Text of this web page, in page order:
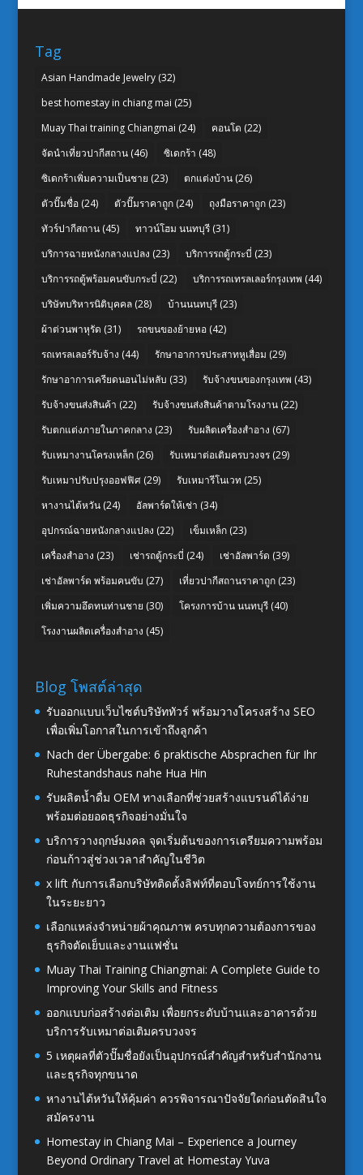
Tag
Asian Handmade Jewelry(32)
best homestay in chiang mai (25)
Muay Thai training Chiangmai (24) คอนโด (22)
จัดนำเที่ยวปากีสถาน(46) ซิเดกร้า (48)
ซิเดกร้าเพิ่มความเป็นชาย (23) ตกแต่งบ้าน(26)
ตัวปั๊มชื่อ(24) ตัวปั๊มราคาถูก(24) ถุงมือราคาถูก(23)
ทัวร์ปากีสถาน(45) ทาวน์โฮม นนทบุรี(31)
บริการฉายหนังกลางแปลง (23) บริการรถตู้กระบี่ (23)
บริการรถตู้พร้อมคนขับกระบี่ (22) บริการรถเทรลเลอร์กรุงเทพ (44)
บริษัทบริหารนิติบุคคล(28) บ้านนนทบุรี(23)
ผ้าต่วนพาหุรัด (31) รถขนของย้ายหอ(42)
รถเทรลเลอร์รับจ้าง (44) รักษาอาการประสาทหูเสื่อม (29)
รักษาอาการเครียดนอนไม่หลับ (33) รับจ้างขนของกรุงเทพ (43)
รับจ้างขนส่งสินค้า (22) รับจ้างขนส่งสินค้าตามโรงงาน(22)
รับตกแต่งภายในภาคกลาง (23) รับผลิตเครื่องสำอาง (67)
รับเหมางานโครงเหล็ก(26) รับเหมาต่อเติมครบวงจร(29)
รับเหมาปรับปรุงออฟฟิศ(29) รับเหมารีโนเวท (25)
หางานไต้หวัน(24) อัลพาร์ดให้เช่า (34)
อุปกรณ์ฉายหนังกลางแปลง (22) เข็มเหล็ก(23)
เครื่องสำอาง (23) เช่ารถตู้กระบี่ (24) เช่าอัลพาร์ด (39)
เช่าอัลพาร์ด พร้อมคนขับ (27) เที่ยวปากีสถานราคาถูก(23)
เพิ่มความอึดทนท่านชาย (30) โครงการบ้าน นนทบุรี(40)
โรงงานผลิตเครื่องสำอาง (45)
Blog โพสต์ล่าสุด
รับออกแบบเว็บไซต์บริษัททัวร์ พร้อมวางโครงสร้าง SEO
เพื่อเพิ่มโอกาสในการเข้าถึงลูกค้า
Nach der Übergabe: 6 praktische Absprachen für Ihr
Ruhestandshaus nahe Hua Hin
รับผลิตน้ำดื่ม OEM ทางเลือกที่ช่วยสร้างแบรนด์ได้ง่าย
พร้อมต่อยอดธุรกิจอย่างมั่นใจ
บริการวางฤกษ์มงคล จุดเริ่มต้นของการเตรียมความพร้อม
ก่อนก้าวสู่ช่วงเวลาสำคัญในชีวิต
x lift กับการเลือกบริษัทติดตั้งลิฟท์ที่ตอบโจทย์การใช้งาน
ในระยะยาว
เลือกแหล่งจำหน่ายผ้าคุณภาพ ครบทุกความต้องการของ
ธุรกิจตัดเย็บและงานแฟชั่น
Muay Thai Training Chiangmai: A Complete Guide to
Improving Your Skills and Fitness
ออกแบบก่อสร้างต่อเติม เพื่อยกระดับบ้านและอาคารด้วย
บริการรับเหมาต่อเติมครบวงจร
5 เหตุผลที่ตัวปั๊มชื่อยังเป็นอุปกรณ์สำคัญสำหรับสำนักงาน
และธุรกิจทุกขนาด
หางานไต้หวันให้คุ้มค่า ควรพิจารณาปัจจัยใดก่อนตัดสินใจ
สมัครงาน
Homestay in Chiang Mai – Experience a Journey
Beyond Ordinary Travel at Homestay Yuva